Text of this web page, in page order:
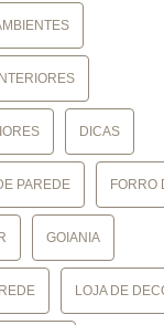
DICAS
PAREDE FORRO
GOIANIA
LOJA DE